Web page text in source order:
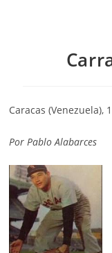
Caracas (Venezuela),
Por Pablo Alabarces